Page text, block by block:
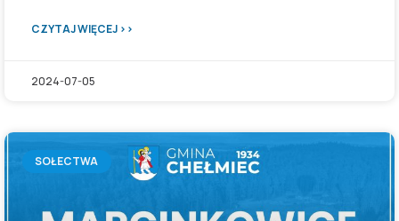
CZYTAJ WIĘCEJ >>
2024-07-05
SOŁECTWA